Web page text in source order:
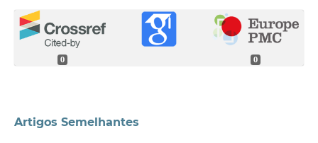
0 0
Artigos Semelhantes